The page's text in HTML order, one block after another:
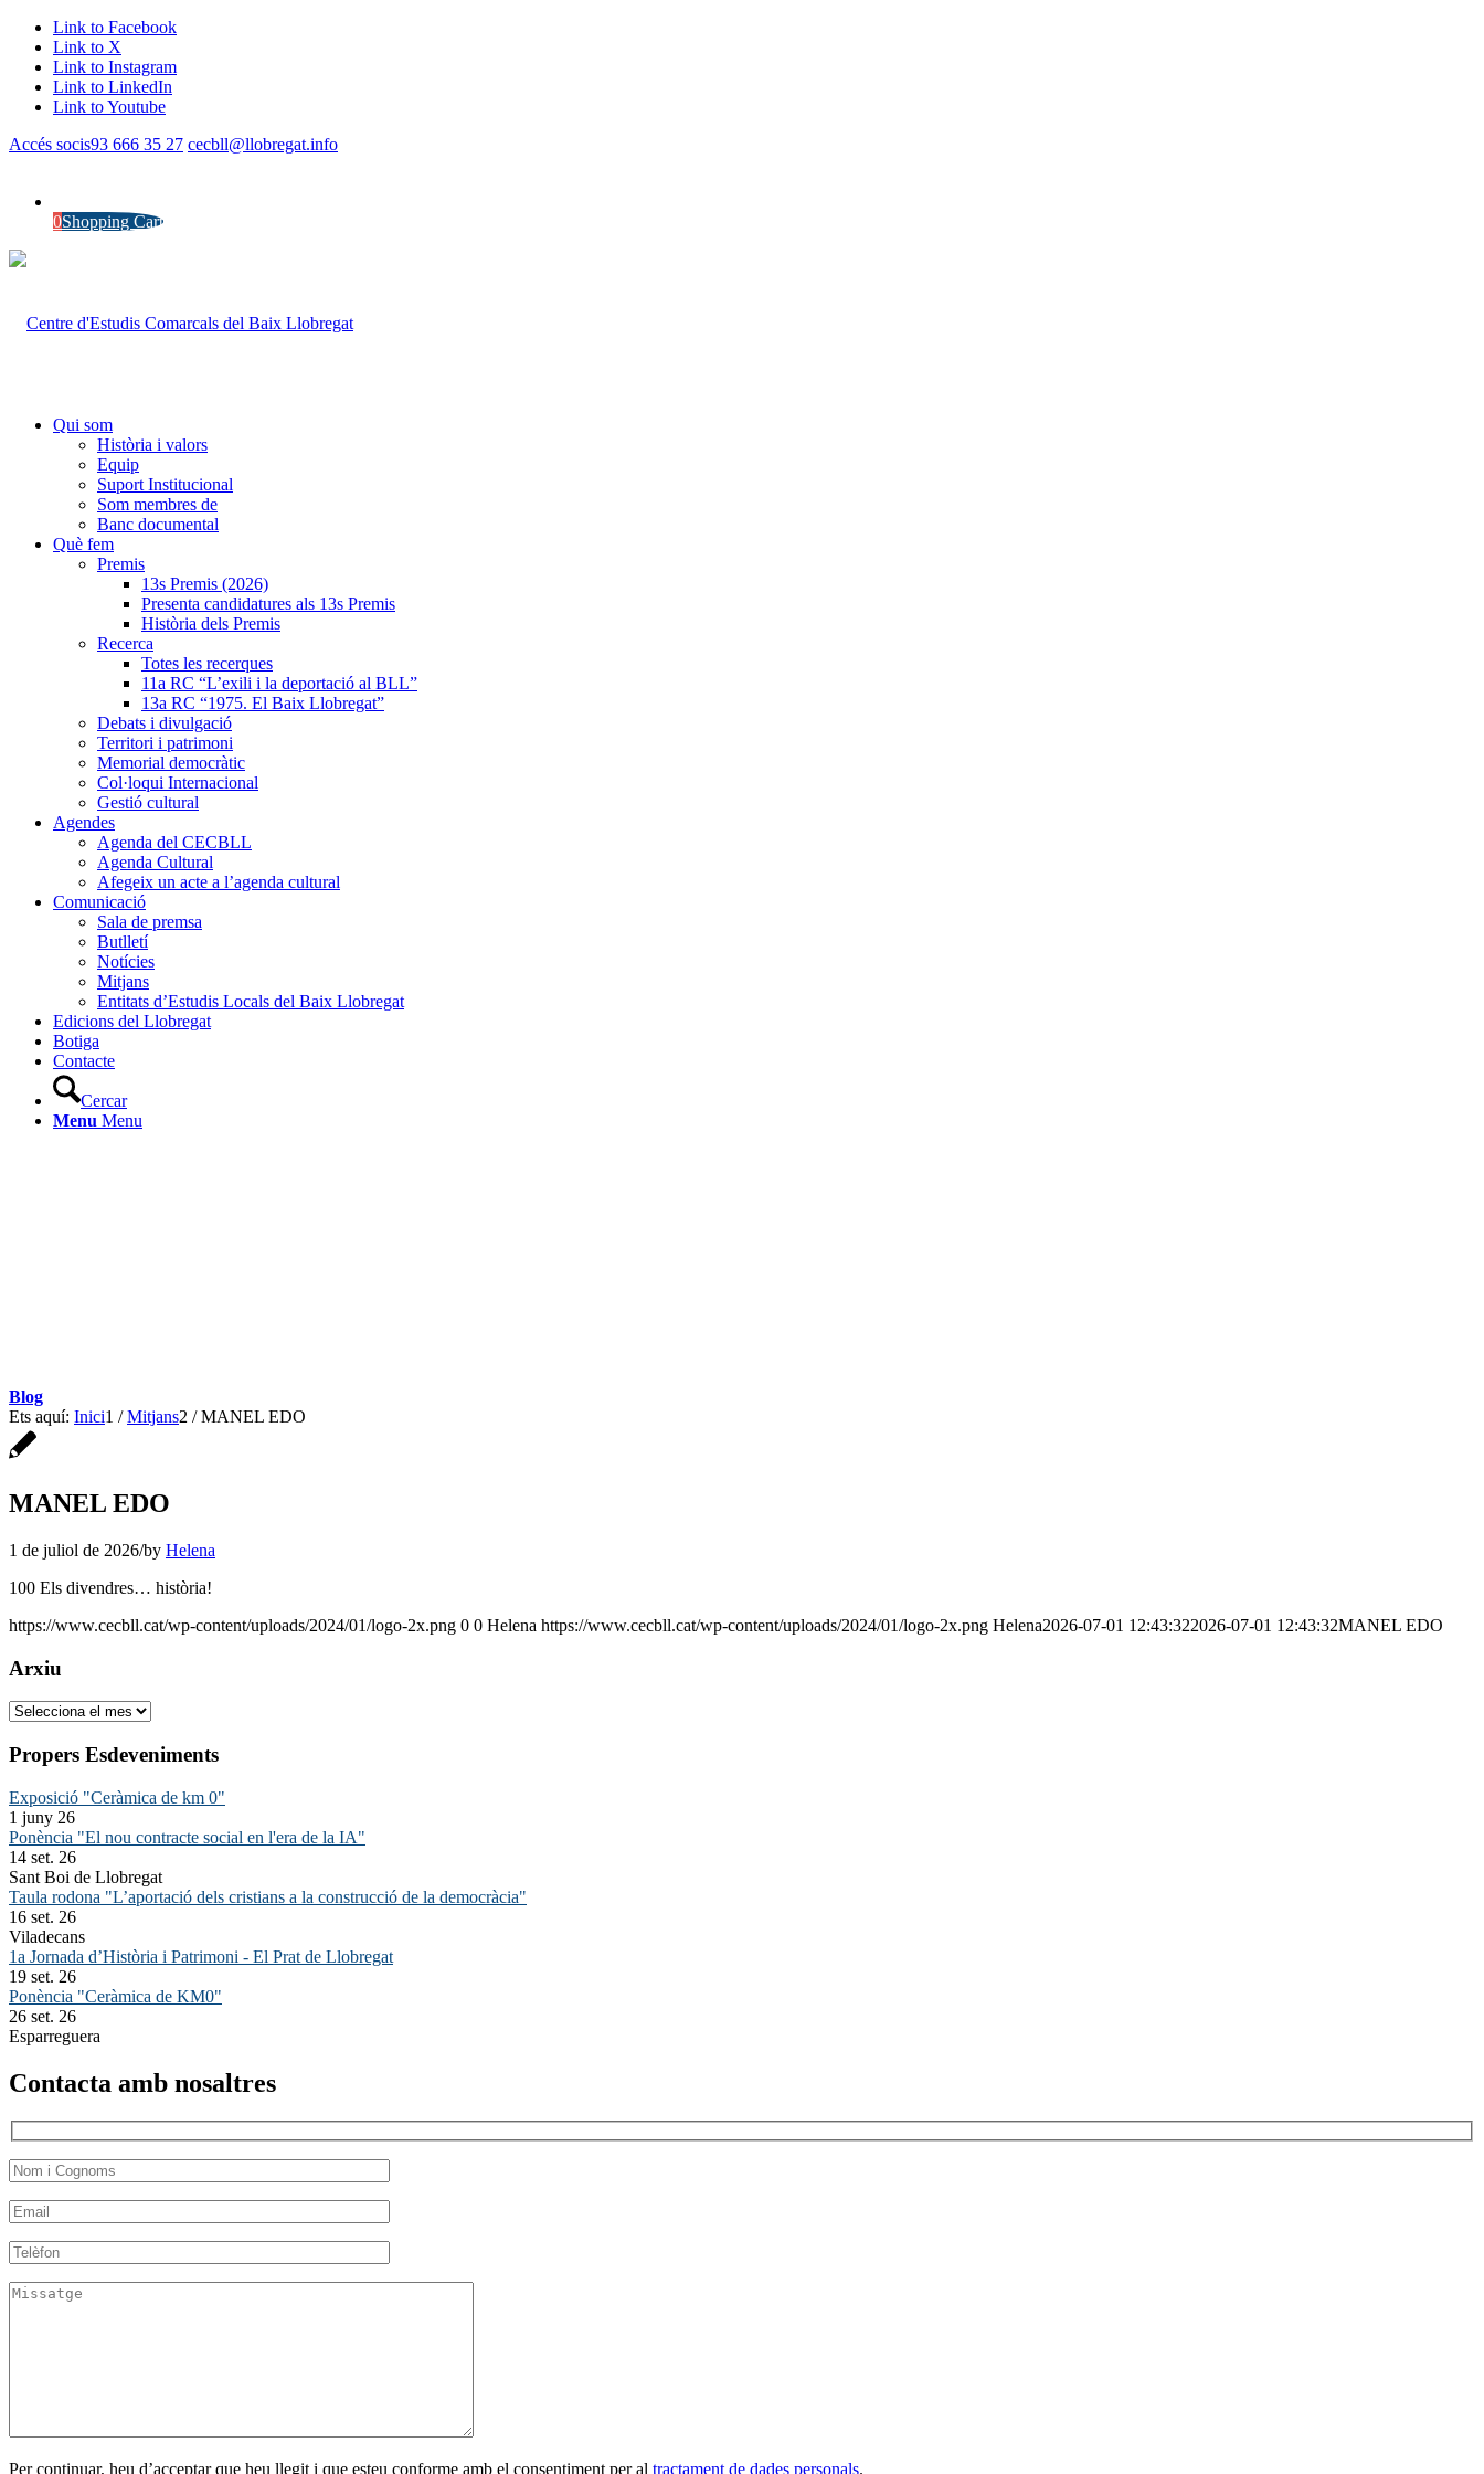
Link to Facebook
Link to X
Link to Instagram
Link to LinkedIn
Link to Youtube
Accés socis93 666 35 27 cecbll@llobregat.info
0Shopping Cart
Qui som
Història i valors
Equip
Suport Institucional
Som membres de
Banc documental
Què fem
Premis
13s Premis (2026)
Presenta candidatures als 13s Premis
Història dels Premis
Recerca
Totes les recerques
11a RC “L’exili i la deportació al BLL”
13a RC “1975. El Baix Llobregat”
Debats i divulgació
Territori i patrimoni
Memorial democràtic
Col·loqui Internacional
Gestió cultural
Agendes
Agenda del CECBLL
Agenda Cultural
Afegeix un acte a l’agenda cultural
Comunicació
Sala de premsa
Butlletí
Notícies
Mitjans
Entitats d’Estudis Locals del Baix Llobregat
Edicions del Llobregat
Botiga
Contacte
Cercar
Menu Menu
Blog
Ets aquí: Inici1 / Mitjans2 / MANEL EDO
MANEL EDO
1 de juliol de 2026/by Helena
100 Els divendres… història!
https://www.cecbll.cat/wp-content/uploads/2024/01/logo-2x.png 0 0 Helena https://www.cecbll.cat/wp-content/uploads/2024/01/logo-2x.png Helena2026-07-01 12:43:322026-07-01 12:43:32MANEL EDO
Arxiu
Arxiu
Propers Esdeveniments
Exposició "Ceràmica de km 0"
1 juny 26
Ponència "El nou contracte social en l'era de la IA"
14 set. 26
Sant Boi de Llobregat
Taula rodona "L’aportació dels cristians a la construcció de la democràcia"
16 set. 26
Viladecans
1a Jornada d’Història i Patrimoni - El Prat de Llobregat
19 set. 26
Ponència "Ceràmica de KM0"
26 set. 26
Esparreguera
Contacta amb nosaltres
Per continuar, heu d’acceptar que heu llegit i que esteu conforme amb el consentiment per al tractament de dades personals.